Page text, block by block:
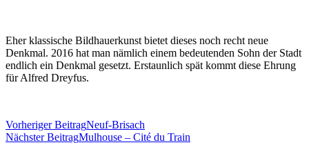
Eher klassische Bildhauerkunst bietet dieses noch recht neue
Denkmal. 2016 hat man nämlich einem bedeutenden Sohn der Stadt
endlich ein Denkmal gesetzt. Erstaunlich spät kommt diese Ehrung
für Alfred Dreyfus.
Beitragsnavigation
Vorheriger BeitragNeuf-Brisach
Nächster BeitragMulhouse – Cité du Train